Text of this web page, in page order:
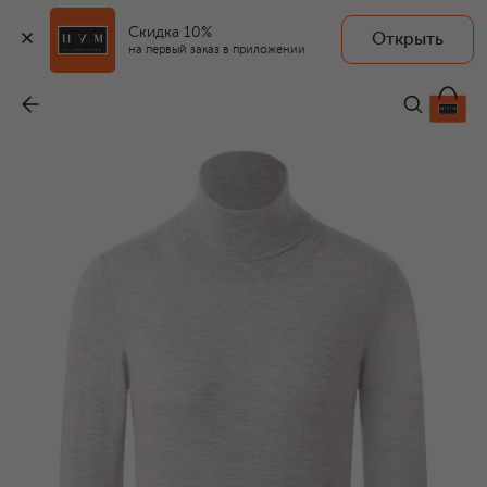
Скидка 10%
на первый заказ в приложении
Открыть
113 500 ₽